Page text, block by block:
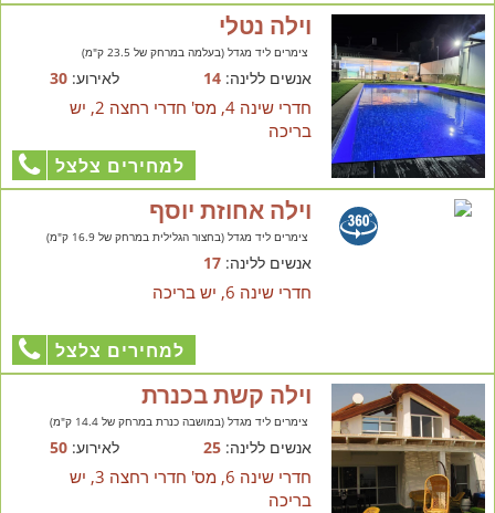
וילה נטלי
צימרים ליד מגדל (בעלמה במרחק של 23.5 ק"מ)
אנשים ללינה:14 לאירוע:30
חדרי שינה 4, מס' חדרי רחצה 2, יש
בריכה
למחירים צלצל
וילה אחוזת יוסף
צימרים ליד מגדל (בחצור הגלילית במרחק של 16.9 ק"מ)
אנשים ללינה:17
חדרי שינה 6, יש בריכה
למחירים צלצל
וילה קשת בכנרת
צימרים ליד מגדל (במושבה כנרת במרחק של 14.4 ק"מ)
אנשים ללינה:25 לאירוע:50
חדרי שינה 6, מס' חדרי רחצה 3, יש
בריכה